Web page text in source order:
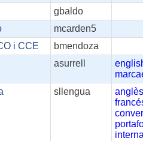
gbaldo
mcarden5
i CCE
bmendoza
asurrell
sllengua